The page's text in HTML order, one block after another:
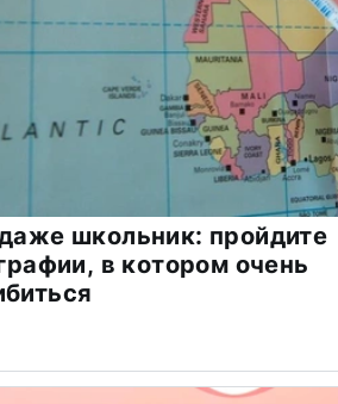
школьник: пройдите
в котором очень